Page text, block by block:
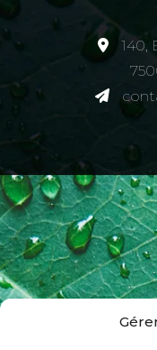
140,